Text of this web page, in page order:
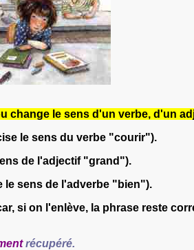
change le sens d'un verbe, d'un
le sens du verbe "courir").
de l'adjectif "grand").
le sens de l'adverbe "bien").
si on l'enlève, la phrase reste
récupéré.